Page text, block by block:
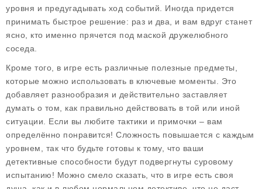
уровня и предугадывать ход событий. Иногда придется
принимать быстрое решение: раз и два, и вам вдруг станет
ясно, кто именно прячется под маской дружелюбного
соседа.
Кроме того, в игре есть различные полезные предметы,
которые можно использовать в ключевые моменты. Это
добавляет разнообразия и действительно заставляет
думать о том, как правильно действовать в той или иной
ситуации. Если вы любите тактики и примочки – вам
определённо понравится! Сложность повышается с каждым
уровнем, так что будьте готовы к тому, что ваши
детективные способности будут подвергнуты суровому
испытанию! Можно смело сказать, что в игре есть своя